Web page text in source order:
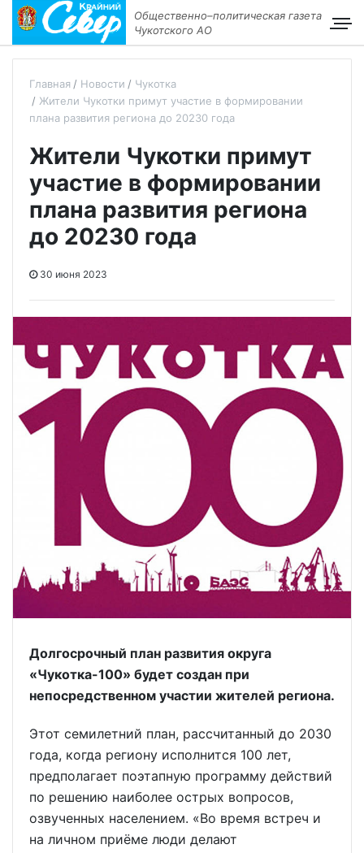
Общественно–политическая газета
Чукотского АО
Главная Новости
Чукотка
Жители Чукотки примут участие в формировании
плана развития региона до 20230 года
Жители Чукотки примут
участие в формировании
плана развития региона
до 20230 года
30 июня 2023
Долгосрочный план развития округа
«Чукотка-100» будет создан при
непосредственном участии жителей региона.
Этот семилетний план, рассчитанный до 2030
года, когда региону исполнится 100 лет,
предполагает поэтапную программу действий
по решению наиболее острых вопросов,
озвученных населением. «Во время встреч и
на личном приёме люди делают